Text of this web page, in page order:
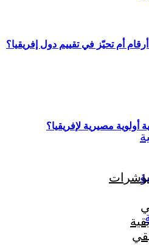
أم تحيّز في تقييم دول إفريقيا؟
أولوية مصيرية لإفريقيا؟